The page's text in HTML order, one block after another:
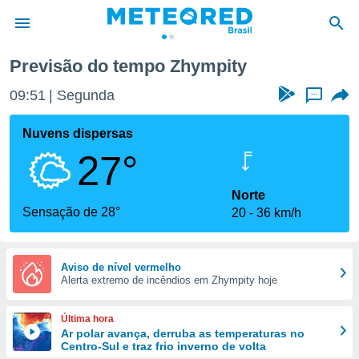
da
fornecidas
a este
das
e
forma
digital
Previsão do tempo Zhympity
09:51 Segunda ...
Nuvens dispersas
27°
Sensação de 28°
Norte
20
36 km/h
Aviso de nível vermelho
Alerta extremo de incêndios em Zhympity hoje
Última hora
Ar polar avança, derruba as temperaturas no
Centro-Sul e traz frio inverno de volta